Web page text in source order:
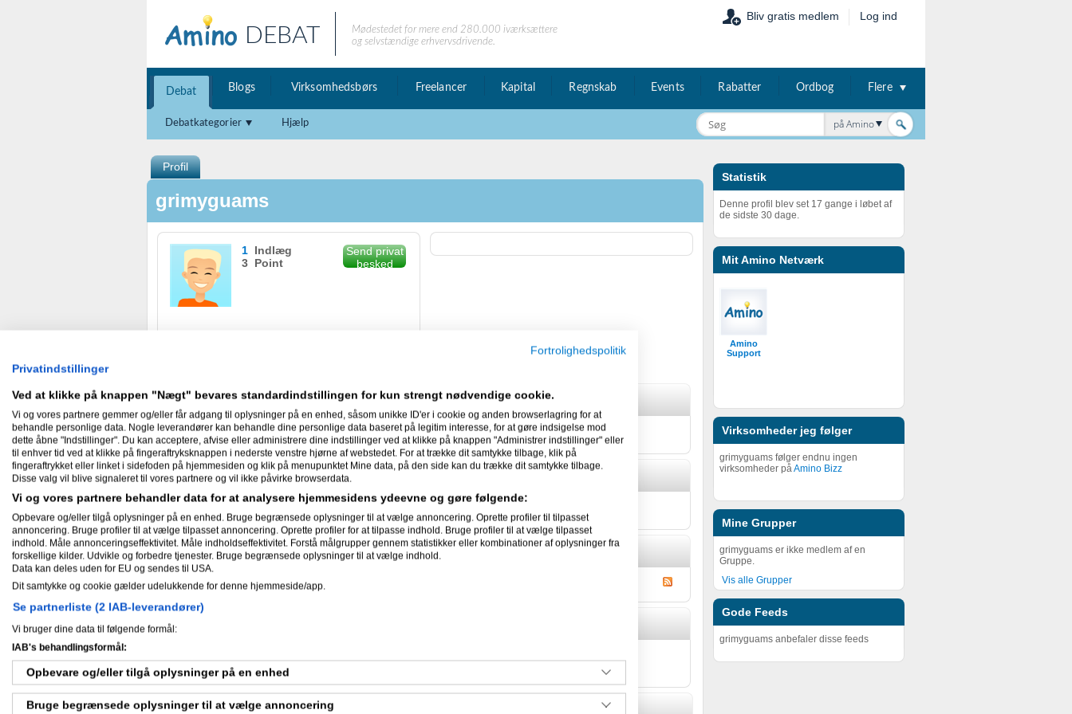
DEBAT
Mødestedet for mere end 280.000 iværksættere
og selvstændige erhvervsdrivende.
Bliv gratis medlem Log ind
Debat Blogs Virksomhedsbørs Freelancer Kapital Regnskab Events Rabatter Ordbog Flere
Debatkategorier Hjælp på Amino
Statistik
Denne profil blev set 17 gange i løbet af
de sidste 30 dage.
Mit Amino Netværk
Amino
Support
Virksomheder jeg følger
grimyguams følger endnu ingen
virksomheder påAmino Bizz
Mine Grupper
grimyguams er ikke medlem af en
Gruppe.
Vis alle Grupper
Gode Feeds
grimyguams anbefaler disse feeds
Profil
grimyguams
1 Indlæg
3 Point
Send privat
besked
Min biografi
grimyguams har ikke skrevet noget om sig selv.
Skæve facts om mig
grimyguams har ikke skrevet skæve facts om sig selv.
Nyheder
Mine aktiviteter
Fortrolighedspolitik
Privatindstillinger
Ved at klikke på knappen "Nægt" bevares standardindstillingen for kun strengt nødvendige cookie.
Vi og vores partnere gemmer og/eller får adgang til oplysninger på en enhed, såsom unikke ID'er i cookie og anden browserlagring for at
behandle personlige data. Nogle leverandører kan behandle dine personlige data baseret på legitim interesse, for at gøre indsigelse mod
dette åbne "Indstillinger". Du kan acceptere, afvise eller administrere dine indstillinger ved at klikke på knappen "Administrer indstillinger" eller
til enhver tid ved at klikke på fingeraftryksknappen i nederste venstre hjørne af webstedet. For at trække dit samtykke tilbage, klik på
fingeraftrykket eller linket i sidefoden på hjemmesiden og klik på menupunktet Mine data, på den side kan du trække dit samtykke tilbage.
Disse valg vil blive signaleret til vores partnere og vil ikke påvirke browserdata.
Vi og vores partnere behandler data for at analysere hjemmesidens ydeevne og gøre følgende:
Opbevare og/eller tilgå oplysninger på en enhed. Bruge begrænsede oplysninger til at vælge annoncering. Oprette profiler til tilpasset
annoncering. Bruge profiler til at vælge tilpasset annoncering. Oprette profiler for at tilpasse indhold. Bruge profiler til at vælge tilpasset
indhold. Måle annonceringseffektivitet. Måle indholdseffektivitet. Forstå målgrupper gennem statistikker eller kombinationer af oplysninger fra
forskellige kilder. Udvikle og forbedre tjenester. Bruge begrænsede oplysninger til at vælge indhold.
Data kan deles uden for EU og sendes til USA.
Dit samtykke og cookie gælder udelukkende for denne hjemmeside/app.
Se partnerliste (2 IAB-leverandører)
Vi bruger dine data til følgende formål:
IAB's behandlingsformål:
Opbevare og/eller tilgå oplysninger på en enhed
Bruge begrænsede oplysninger til at vælge annoncering